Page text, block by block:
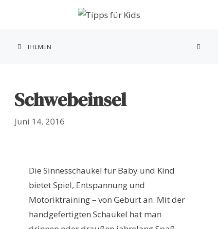
THEMEN
Schwebeinsel
Juni 14, 2016
Die Sinnesschaukel für Baby und Kind
bietet Spiel, Entspannung und
Motoriktraining – von Geburt an. Mit der
handgefertigten Schaukel hat man